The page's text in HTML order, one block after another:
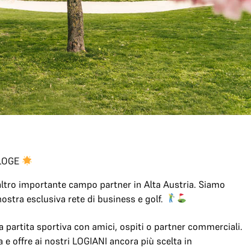
importante campo partner in Alta Austria. Siamo
esclusiva rete di business e golf.
partita sportiva con amici, ospiti o partner commerciali.
offre ai nostri LOGIANI ancora più scelta in